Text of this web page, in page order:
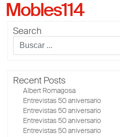
Mobles114
Search
Recent Posts
Albert Romagosa
Entrevistas 50 aniversario
Entrevistas 50 aniversario
Entrevistas 50 aniversario
Entrevistas 50 aniversario